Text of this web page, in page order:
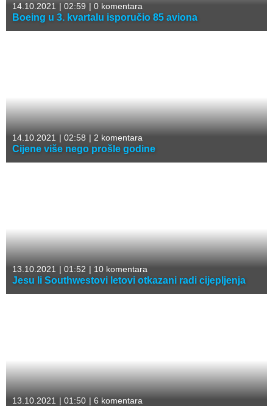
14.10.2021 | 02:59 | 0 komentara
Boeing u 3. kvartalu isporučio 85 aviona
14.10.2021 | 02:58 | 2 komentara
Cijene više nego prošle godine
13.10.2021 | 01:52 | 10 komentara
Jesu li Southwestovi letovi otkazani radi cijepljenja
13.10.2021 | 01:50 | 6 komentara